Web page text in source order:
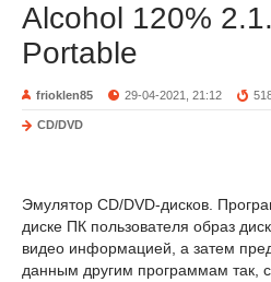
Alcohol 120%
Portable
frioklen85 29-04-2021, 21:12
CD/DVD
Эмулятор CD/DVD-дисков.
диске ПК пользователя образ
видео информацией, а затем
данным другим программам так,